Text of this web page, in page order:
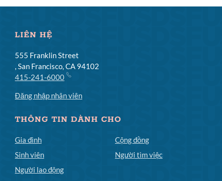
LIÊN HỆ
555 Franklin Street
, San Francisco, CA 94102
415-241-6000
Đăng nhập nhân viên
THÔNG TIN DÀNH CHO
Gia đình
Sinh viên
Người lao động
Cộng đồng
Người tìm việc